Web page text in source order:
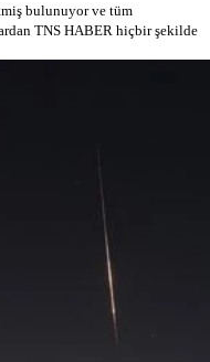
bulunuyor ve tüm
TNS HABER hiçbir şekilde